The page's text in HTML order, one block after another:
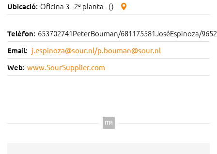
Ubicació: Oficina 3 - 2ª planta - ()
Telèfon: 653702741PeterBouman/681175581JoséEspinoza/
Email: j.espinoza@sour.nl/p.bouman@sour.nl
Web: www.SourSupplier.com